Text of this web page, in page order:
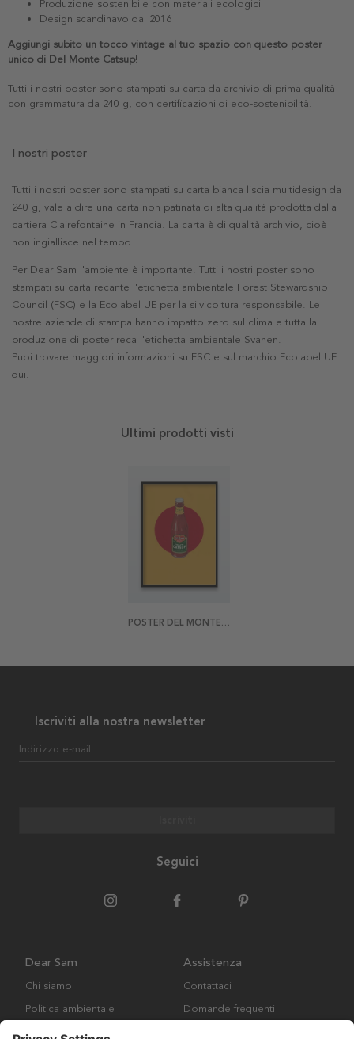
Produzione sostenibile con materiali ecologici
Design scandinavo dal 2016
Aggiungi subito un tocco vintage al tuo spazio con questo poster
unico di Del Monte Catsup!
Tutti i nostri poster sono stampati su carta da archivio di prima qualità
con grammatura da 240 g, con certificazioni di eco-sostenibilità.
I nostri poster
Tutti i nostri poster sono stampati su carta bianca liscia multidesign da
240 g, vale a dire una carta non patinata di alta qualità prodotta dalla
cartiera Clairefontaine in Francia. La carta è di qualità archivio, cioè
non ingiallisce nel tempo.
Per Dear Sam l'ambiente è importante. Tutti i nostri poster sono
stampati su carta recante l'etichetta ambientale Forest Stewardship
Council (FSC) e la Ecolabel UE per la silvicoltura responsabile. Le
nostre aziende di stampa hanno impatto zero sul clima e tutta la
produzione di poster reca l'etichetta ambientale Svanen.
Puoi trovare maggiori informazioni su FSC e sul marchio Ecolabel UE
qui.
Ultimi prodotti visti
POSTER DEL MONTE CATSUP
Iscriviti alla nostra newsletter
Indirizzo e-mail
Seguici
Dear Sam
Chi siamo
Politica ambientale
Collaborazione
Assistenza
Contattaci
Domande frequenti